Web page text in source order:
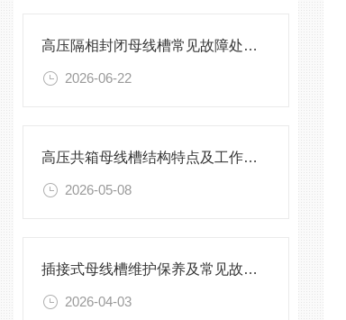
高压隔相封闭母线槽常见故障处理方案
2026-06-22
高压共箱母线槽结构特点及工作原理
2026-05-08
插接式母线槽维护保养及常见故障处理指南
2026-04-03